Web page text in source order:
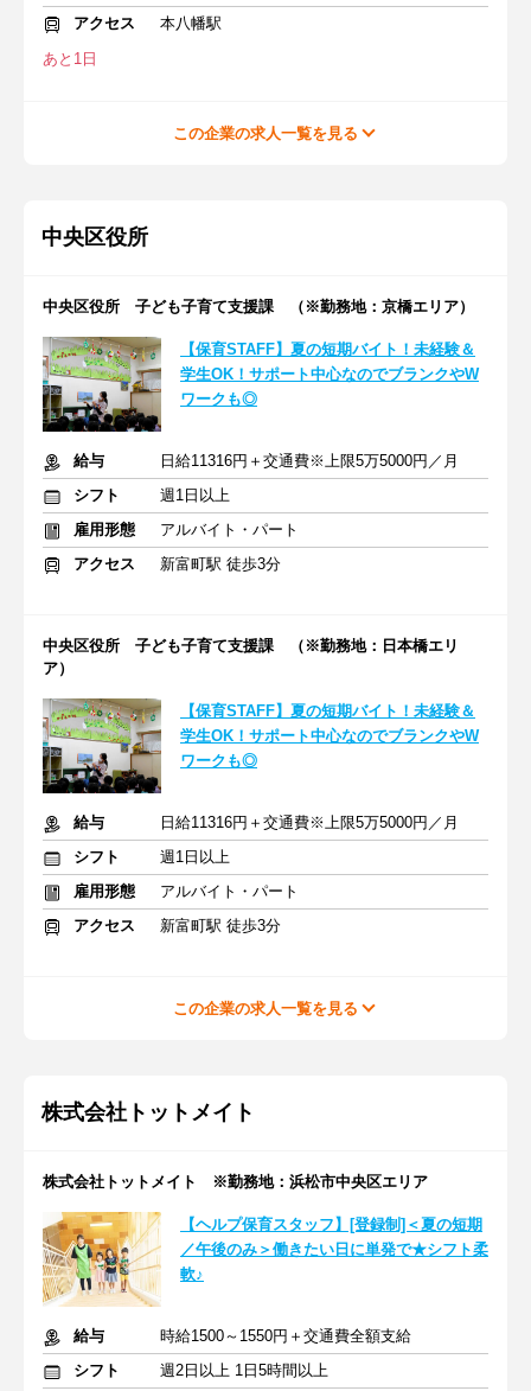
アクセス
本八幡駅
あと1日
この企業の求人一覧を見る
中央区役所
中央区役所 子ども子育て支援課 （※勤務地：京橋エリア）
【保育STAFF】夏の短期バイト！未経験＆
学生OK！サポート中心なのでブランクやW
ワークも◎
給与
日給11316円＋交通費※上限5万5000円／月
シフト
週1日以上
雇用形態
アルバイト・パート
アクセス
新富町駅 徒歩3分
中央区役所 子ども子育て支援課 （※勤務地：日本橋エリ
ア）
【保育STAFF】夏の短期バイト！未経験＆
学生OK！サポート中心なのでブランクやW
ワークも◎
給与
日給11316円＋交通費※上限5万5000円／月
シフト
週1日以上
雇用形態
アルバイト・パート
アクセス
新富町駅 徒歩3分
この企業の求人一覧を見る
株式会社トットメイト
株式会社トットメイト ※勤務地：浜松市中央区エリア
【ヘルプ保育スタッフ】[登録制]＜夏の短期
／午後のみ＞働きたい日に単発で★シフト柔
軟♪
給与
時給1500～1550円＋交通費全額支給
シフト
週2日以上 1日5時間以上